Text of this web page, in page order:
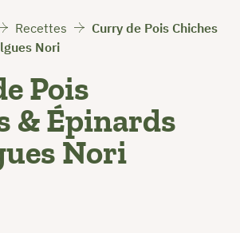
Recettes
Curry de Pois Chiches
Nori
Pois
& Épinards
Nori